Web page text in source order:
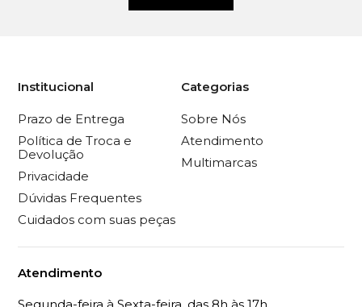
Institucional
Prazo de Entrega
Política de Troca e
Devolução
Privacidade
Dúvidas Frequentes
Cuidados com suas peças
Categorias
Sobre Nós
Atendimento
Multimarcas
Atendimento